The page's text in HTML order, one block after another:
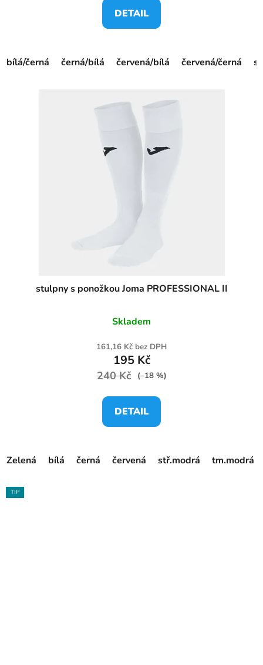
DETAIL
bílá/černá černá/bílá červená/bílá červená/černá
stulpny s ponožkou Joma PROFESSIONAL II
Skladem
161,16 Kč bez DPH
195 Kč
240 Kč (–18 %)
DETAIL
Zelená bílá černá červená stř.modrá tm.modrá
TIP